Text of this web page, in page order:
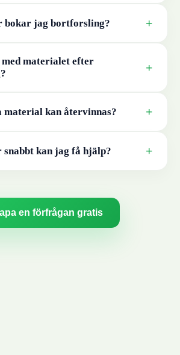
bokar jag bortforsling? +
med materialet efter
+
material kan återvinnas? +
snabbt kan jag få hjälp? +
en förfrågan gratis